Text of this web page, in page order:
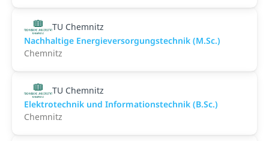
TU Chemnitz
Nachhaltige Energieversorgungstechnik (M.Sc.)
Chemnitz
TU Chemnitz
Elektrotechnik und Informationstechnik (B.Sc.)
Chemnitz